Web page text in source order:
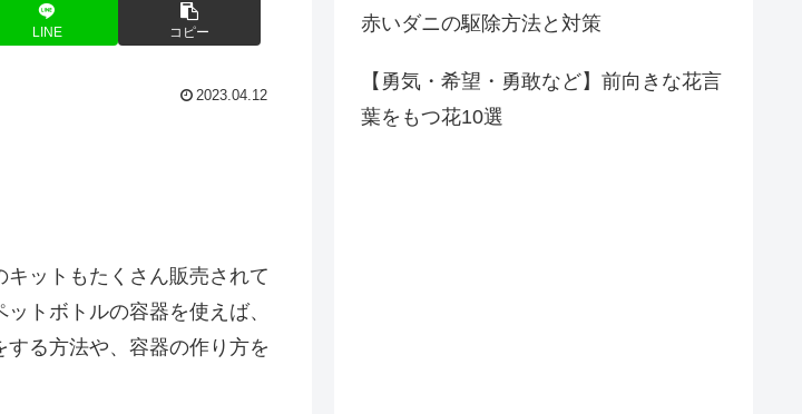
LINE コピー
2023.04.12
ットもたくさん販売されて
トボトルの容器を使えば、
る方法や、容器の作り方を
赤いダニの駆除方法と対策
【勇気・希望・勇敢など】前向きな花言
葉をもつ花10選